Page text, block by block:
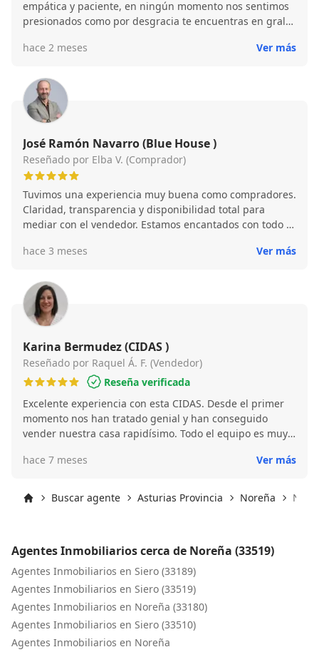
empática y paciente, en ningún momento nos sentimos
presionados como por desgracia te encuentras en gral
compró una vivienda y Mireia supo informarnos muy
cerciorarse que tomáramos una buena decisión, está al
pie del cañón hasta el último momento. Estamos muy
contentos con su labor.
hace 2 meses Ver más
José Ramón Navarro (Blue House )
Reseñado por Elba V. (Comprador)
Tuvimos una experiencia muy buena como compradores.
Claridad, transparencia y disponibilidad total para
mediar con el vendedor. Estamos encantados con todo el
hace 3 meses
Ver más
Karina Bermudez (CIDAS )
Reseñado por Raquel Á. F. (Vendedor)
Reseña verificada
Excelente experiencia con esta CIDAS. Desde el primer
momento nos han tratado genial y han conseguido
vender nuestra casa rapidísimo. Todo el equipo es muy
Karina, que ha sido súper eficiente y nos ha ayudado en
resolutiva. Además, realizan fotos profesionales que
sacan la mejor versión de la vivienda, lo que sin duda
que quiera vender su casa con rapidez y tranquilidad.
hace 7 meses Ver más
Buscar agente Asturias Provincia Noreña
Agentes Inmobiliarios cerca de Noreña (33519)
Agentes Inmobiliarios en Siero (33189)
Agentes Inmobiliarios en Siero (33519)
Agentes Inmobiliarios en Noreña (33180)
Agentes Inmobiliarios en Siero (33510)
Agentes Inmobiliarios en Noreña